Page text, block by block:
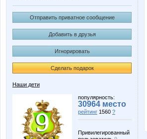
Отправить приватное сообщение
Добавить в друзья
Игнорировать
Сделать подарок
Наши дети
популярность:
30964 место
рейтинг 1560 ?
Привилегированный